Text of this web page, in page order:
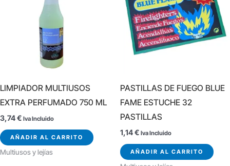
LIMPIADOR MULTIUSOS
EXTRA PERFUMADO 750 ML
3,74€ Iva Incluido
AÑADIR AL CARRITO
Multiusos y lejías
PASTILLAS DE FUEGO BLUE
FAME ESTUCHE 32
PASTILLAS
1,14€ Iva Incluido
AÑADIR AL CARRITO